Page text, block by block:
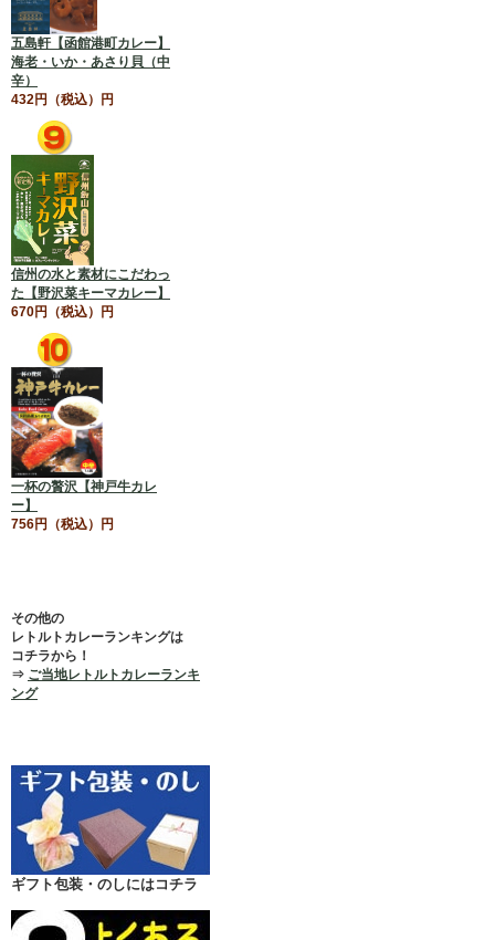
五島軒【函館港町カレー】
海老・いか・あさり貝（中
辛）
432円（税込）円
信州の水と素材にこだわっ
た【野沢菜キーマカレー】
670円（税込）円
一杯の贅沢【神戸牛カレ
ー】
756円（税込）円
その他の
レトルトカレーランキングは
コチラから！
⇒ ご当地レトルトカレーランキ
ング
ギフト包装・のしにはコチラ